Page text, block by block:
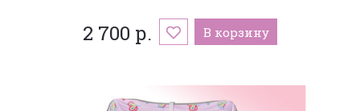
2 700 р. В корзину